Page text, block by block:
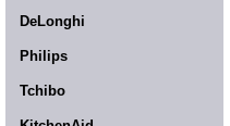
DeLonghi
Philips
Tchibo